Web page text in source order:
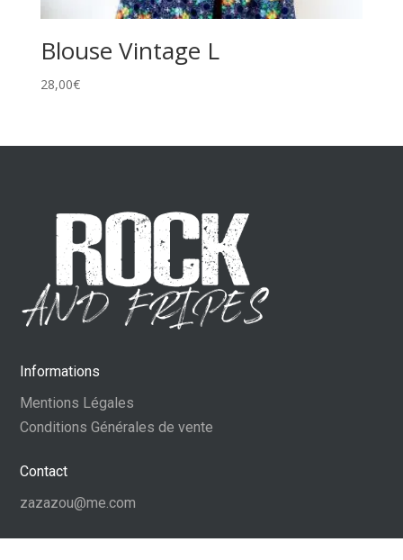
Blouse Vintage L
28,00€
Informations
Mentions Légales
Conditions Générales de vente
Contact
zazazou@me.com